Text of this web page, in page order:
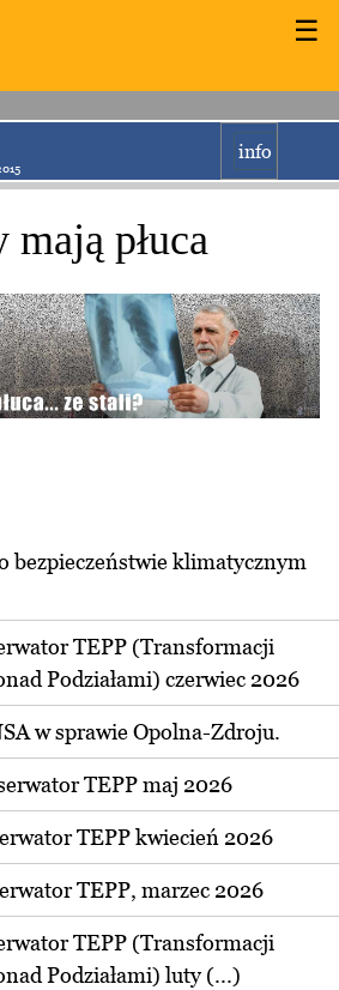
☰
info
mają płuca
bezpieczeństwie klimatycznym
TEPP (Transformacji
Podziałami) czerwiec 2026
w sprawie Opolna-Zdroju.
TEPP maj 2026
TEPP kwiecień 2026
TEPP, marzec 2026
TEPP (Transformacji
Podziałami) luty (...)